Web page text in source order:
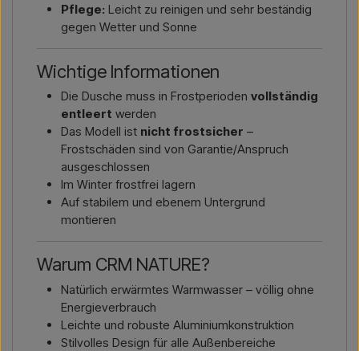
Pflege: Leicht zu reinigen und sehr beständig
gegen Wetter und Sonne
Wichtige Informationen
Die Dusche muss in Frostperioden vollständig
entleert werden
Das Modell ist nicht frostsicher –
Frostschäden sind von Garantie/Anspruch
ausgeschlossen
Im Winter frostfrei lagern
Auf stabilem und ebenem Untergrund
montieren
Warum CRM NATURE?
Natürlich erwärmtes Warmwasser – völlig ohne
Energieverbrauch
Leichte und robuste Aluminiumkonstruktion
Stilvolles Design für alle Außenbereiche